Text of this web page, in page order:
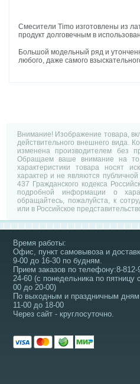
Смесители Timo изготовлены из
продукт долговечным в
Большой модельный ряд и
любого, даже самого
Внимание! Изображение товара,
действительного внешнего вида.
изменена производителем без
Обращаем ваше внимание на
характеристики товара носят
характер и не являются
437 Гражданского кодекса
подробной информации о
обращайтесь, пожалуйста, к
или в Российское
Время работы:
Офис, пункт самовывоза и
9-00 до 16-30 по будням.
Прием заказов по телефону:8-812-
24-60 (с понедельника по пятницу
00 до 20-00)
По выходным и праздничным дням
11-00 до 18-00
Через сайт - круглосуточно.